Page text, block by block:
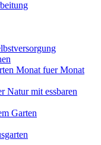
Monat fuer Monat
Natur mit essbaren
Garten